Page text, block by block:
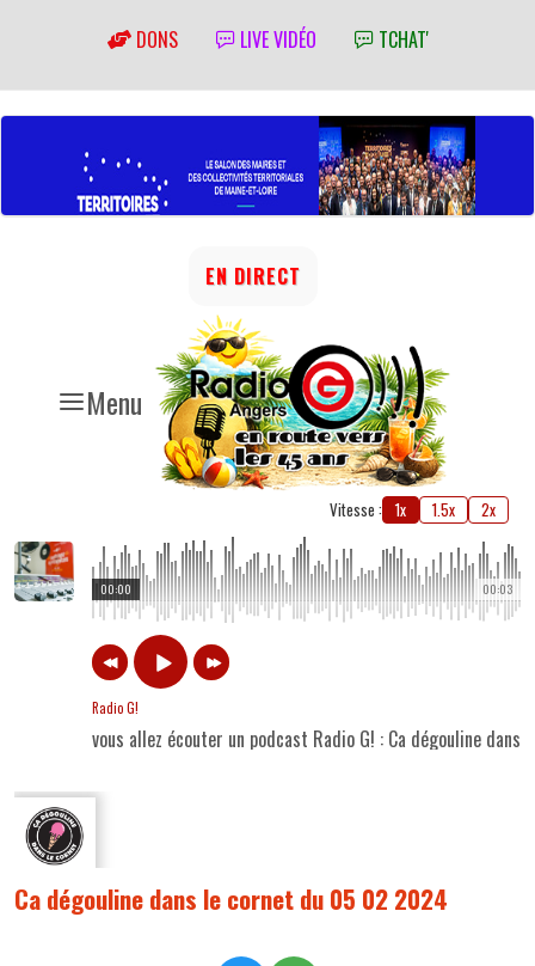
DONS LIVE VIDÉO TCHAT'
Menu
EN DIRECT
Vitesse : 1x 1.5x 2x
00:03
00:00
Radio G!
vous allez écouter un podcast Radio G! : Ca dégouline
Ca dégouline dans le cornet du 05 02 2024